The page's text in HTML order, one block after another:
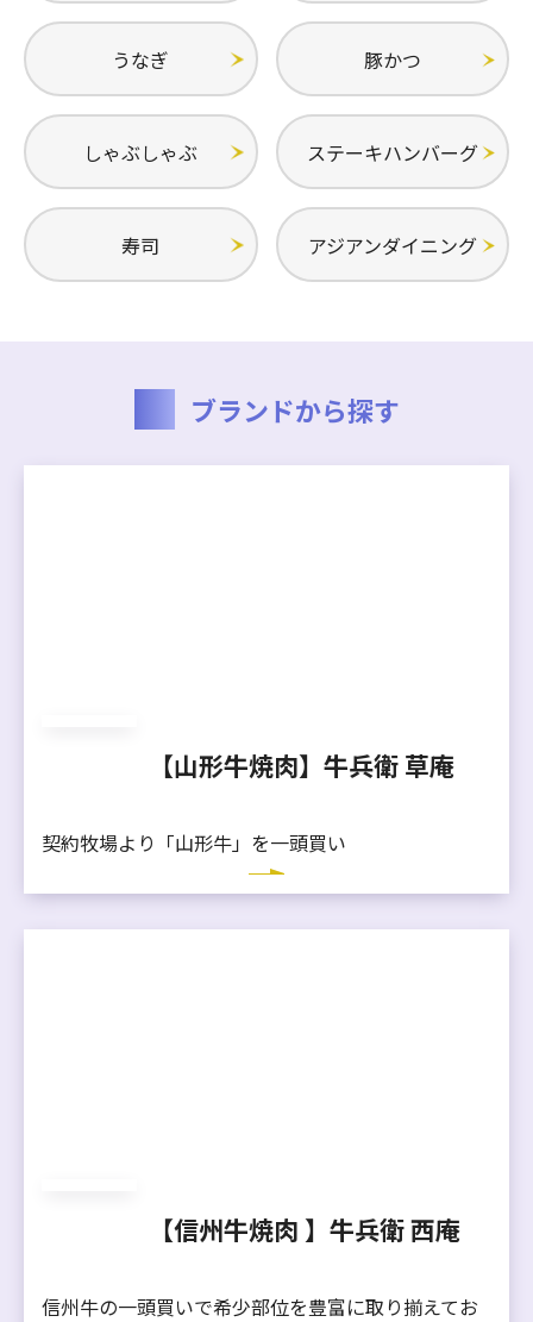
うなぎ 豚かつ
しゃぶしゃぶ ステーキハンバーグ
寿司 アジアンダイニング
ブランドから探す
【山形牛焼肉】牛兵衛 草庵
契約牧場より「山形牛」を一頭買い
【信州牛焼肉 】牛兵衛 西庵
信州牛の一頭買いで希少部位を豊富に取り揃えてお